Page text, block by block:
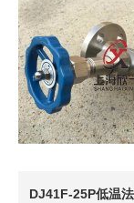
DJ41F-25P低温